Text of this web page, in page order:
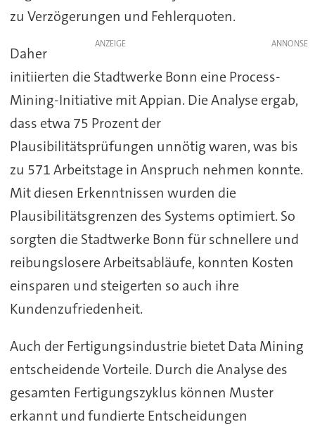
zu Verzögerungen und Fehlerquoten.
ANZEIGE
Daher
initiierten die Stadtwerke Bonn eine Process-
Mining-Initiative mit Appian. Die Analyse ergab,
dass etwa 75 Prozent der
Plausibilitätsprüfungen unnötig waren, was bis
zu 571 Arbeitstage in Anspruch nehmen konnte.
Mit diesen Erkenntnissen wurden die
Plausibilitätsgrenzen des Systems optimiert. So
sorgten die Stadtwerke Bonn für schnellere und
reibungslosere Arbeitsabläufe, konnten Kosten
einsparen und steigerten so auch ihre
Kundenzufriedenheit.
Auch der Fertigungsindustrie bietet Data Mining
entscheidende Vorteile. Durch die Analyse des
gesamten Fertigungszyklus können Muster
erkannt und fundierte Entscheidungen